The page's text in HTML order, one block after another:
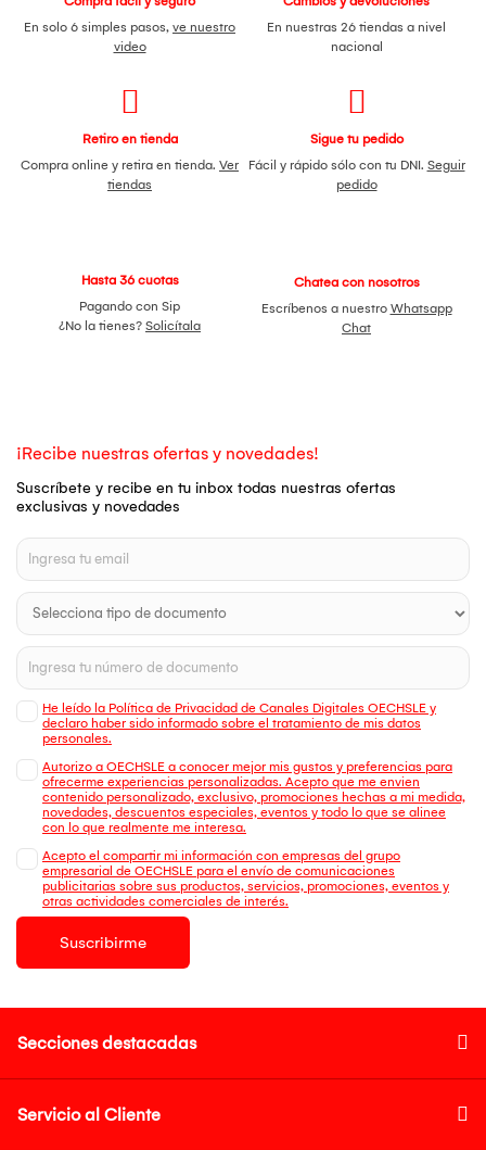
En solo 6 simples pasos, ve nuestro
video
En nuestras 26 tiendas a nivel
nacional
Retiro en tienda
Compra online y retira en tienda. Ver
tiendas
Sigue tu pedido
Fácil y rápido sólo con tu DNI. Seguir
pedido
Hasta 36 cuotas
Pagando con Sip
¿No la tienes? Solicítala
Chatea con nosotros
Escríbenos a nuestro Whatsapp
Chat
¡Recibe nuestras ofertas y novedades!
Suscríbete y recibe en tu inbox todas nuestras ofertas
exclusivas y novedades
He leído la Política de Privacidad de Canales Digitales OECHSLE y
declaro haber sido informado sobre el tratamiento de mis datos
personales.
Autorizo a OECHSLE a conocer mejor mis gustos y preferencias para
ofrecerme experiencias personalizadas. Acepto que me envien
contenido personalizado, exclusivo, promociones hechas a mi medida,
novedades, descuentos especiales, eventos y todo lo que se alinee
con lo que realmente me interesa.
Acepto el compartir mi información con empresas del grupo
empresarial de OECHSLE para el envío de comunicaciones
publicitarias sobre sus productos, servicios, promociones, eventos y
otras actividades comerciales de interés.
Suscribirme
Secciones destacadas
Servicio al Cliente